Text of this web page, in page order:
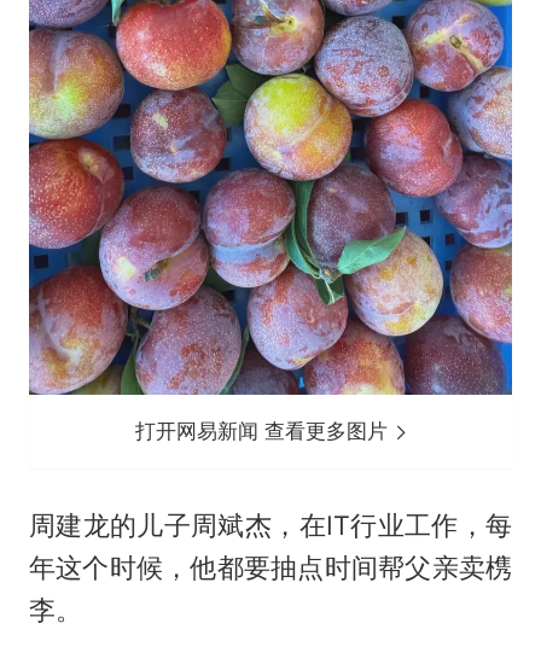
打开网易新闻 查看更多图片
周建龙的儿子周斌杰，在IT行业工作，每
年这个时候，他都要抽点时间帮父亲卖槜
李。